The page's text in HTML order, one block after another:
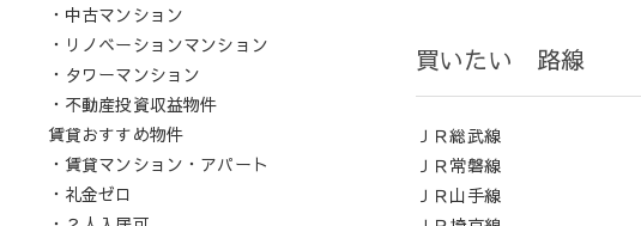
・中古マンション
・リノベーションマンション
・タワーマンション
・不動産投資収益物件
賃貸おすすめ物件
・賃貸マンション・アパート
・礼金ゼロ
買いたい 路線
ＪＲ総武線
ＪＲ常磐線
ＪＲ山手線